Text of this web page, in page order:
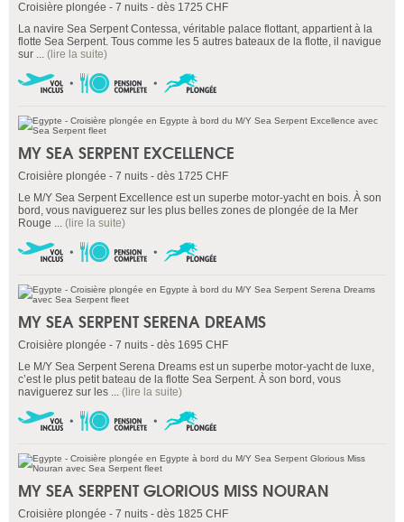
Croisière plongée - 7 nuits - dès 1725 CHF
La navire Sea Serpent Contessa, véritable palace flottant, appartient à la
flotte Sea Serpent. Tous comme les 5 autres bateaux de la flotte, il navigue
sur ... (lire la suite)
MY SEA SERPENT EXCELLENCE
Croisière plongée - 7 nuits - dès 1725 CHF
Le M/Y Sea Serpent Excellence est un superbe motor-yacht en bois. À son
bord, vous naviguerez sur les plus belles zones de plongée de la Mer
Rouge ... (lire la suite)
MY SEA SERPENT SERENA DREAMS
Croisière plongée - 7 nuits - dès 1695 CHF
Le M/Y Sea Serpent Serena Dreams est un superbe motor-yacht de luxe,
c’est le plus petit bateau de la flotte Sea Serpent. À son bord, vous
naviguerez sur les ... (lire la suite)
MY SEA SERPENT GLORIOUS MISS NOURAN
Croisière plongée - 7 nuits - dès 1825 CHF